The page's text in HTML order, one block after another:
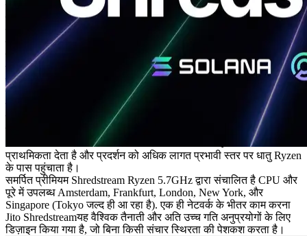
समर्पित सुपर / प्रीमियम Shredstream पिछले VPS-आधारित समर्पित की
तुलना में महत्वपूर्ण प्रदर्शन सुधार प्रदान करता है Shredstream समाधान।
दोनों सबसे तेज-इन-मार्केट 5.7GHz का उपयोग करते हैं CPU एक शून्य दूरी
नेटवर्क के साथ घड़ी की गति, उच्च आवृत्ति व्यापार के लिए गति और स्थिरता
दोनों को सुनिश्चित करने के लिए Solana.
एक में Solana ट्रेडिंग वर्कलोड परीक्षण, सामान्य VPS वातावरण लगभग 2.6ms
प्रसंस्करण विलंबता के आसपास दर्ज किया गया, जबकि सुपर VPS ने 0.9ms
हासिल किया, जिसके परिणामस्वरूप 3x प्रदर्शन में सुधार हुआ। यह लाभ भी
लागू होता है Shredstreamस्थिर निम्न-अक्षय प्रदर्शन प्रदान करते हुए केवल
एक समर्पित वातावरण प्रदान कर सकता है।
समर्पित सुपर Shredstream दुनिया के सबसे तेज 5.7GHz द्वारा संचालित है
EPYC CPU और विशेष रूप से पेशकश की Frankfurtयह स्थिरता को
प्राथमिकता देता है और प्रदर्शन को अधिक लागत प्रभावी स्तर पर धातु Ryzen
के पास पहुंचाता है।
समर्पित प्रीमियम Shredstream Ryzen 5.7GHz द्वारा संचालित है CPU और
पूरे में उपलब्ध Amsterdam, Frankfurt, London, New York, और
Singapore (Tokyo जल्द ही आ रहा है). एक ही नेटवर्क के भीतर काम करना
Jito Shredstreamयह वैश्विक तैनाती और अति उच्च गति अनुप्रयोगों के लिए
डिज़ाइन किया गया है, जो बिना किसी संचार स्थिरता की पेशकश करता है।